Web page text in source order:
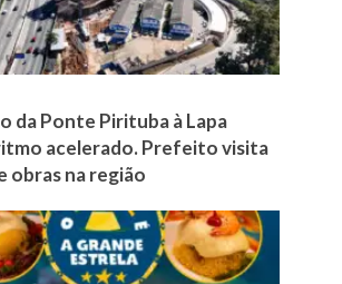
da Ponte Pirituba à Lapa
acelerado. Prefeito visita
obras na região